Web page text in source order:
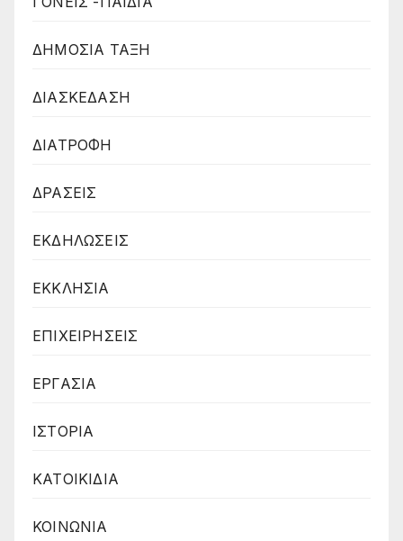
ΔΗΜΟΣΙΑ ΤΑΞΗ
ΔΙΑΣΚΕΔΑΣΗ
ΔΙΑΤΡΟΦΗ
ΔΡΑΣΕΙΣ
ΕΚΔΗΛΩΣΕΙΣ
ΕΚΚΛΗΣΙΑ
ΕΠΙΧΕΙΡΗΣΕΙΣ
ΕΡΓΑΣΙΑ
ΙΣΤΟΡΙΑ
ΚΑΤΟΙΚΙΔΙΑ
ΚΟΙΝΩΝΙΑ